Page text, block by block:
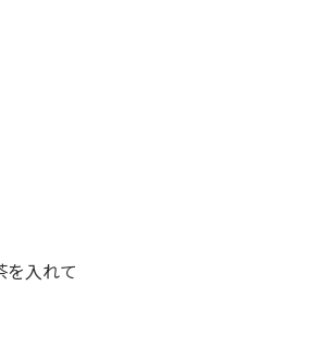
を入れて